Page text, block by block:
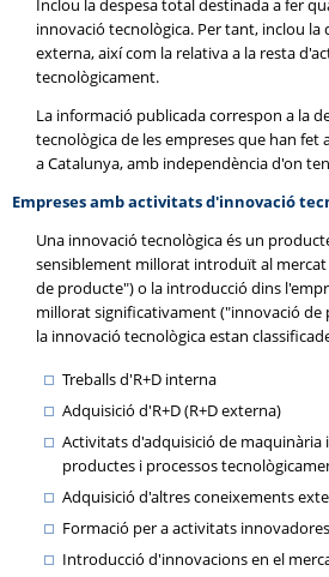
Inclou la despesa total destinada a fer
innovació tecnològica. Per tant, inclou la
externa, així com la relativa a la resta
tecnològicament.
La informació publicada correspon a la
tecnològica de les empreses que han
a Catalunya, amb independència d'on
Empreses amb activitats d'innovació
Una innovació tecnològica és un
sensiblement millorat introduït al
de producte") o la introducció dins
millorat significativament ("innovació de
la innovació tecnològica estan
Treballs d'R+D interna
Adquisició d'R+D (R+D externa)
Activitats d'adquisició de maquinària
productes i processos
Adquisició d'altres coneixements
Formació per a activitats innovadores
Introducció d'innovacions en el